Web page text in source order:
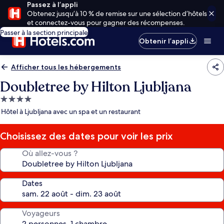
Passez à l’appli
Obtenez jusqu’à 10 % de remise sur une sélection d’hôtels
et connectez-vous pour gagner des récompenses.
Passer à la section principale
Obtenir l’appli
Afficher tous les hébergements
Doubletree by Hilton Ljubljana
Hébergement
4.0 étoiles
Hôtel à Ljubljana avec un spa et un restaurant
Choisissez des dates pour voir les prix
Où allez-vous ?
Dates
Voyageurs